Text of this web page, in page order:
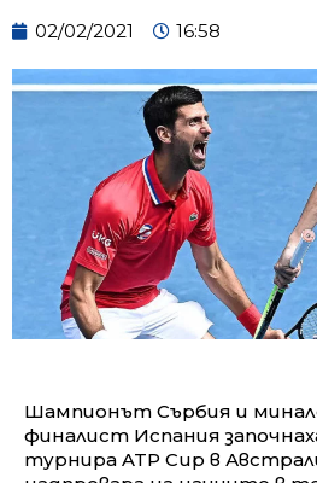
02/02/2021 16:58
Шампионът Сърбия и
финалист Испания
турнира ATP Cup в